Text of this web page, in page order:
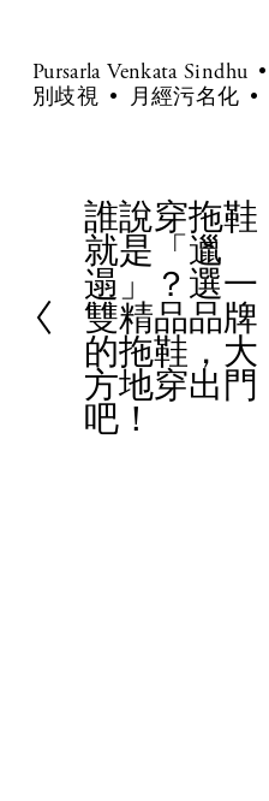
Pursarla Venkata Sindhu
別歧視
月經污名化
P
r
e
v
i
o
u
誰說穿拖鞋
就是「邋
遢」？選一
雙精品品牌
的拖鞋，大
方地穿出門
吧！